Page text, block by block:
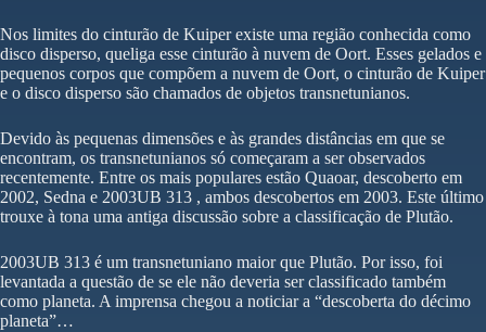
Nos limites do cinturão de Kuiper existe uma região conhecida como
disco disperso, queliga esse cinturão à nuvem de Oort. Esses gelados e
pequenos corpos que compõem a nuvem de Oort, o cinturão de Kuiper
e o disco disperso são chamados de objetos transnetunianos.
Devido às pequenas dimensões e às grandes distâncias em que se
encontram, os transnetunianos só começaram a ser observados
recentemente. Entre os mais populares estão Quaoar, descoberto em
2002, Sedna e 2003UB 313 , ambos descobertos em 2003. Este último
trouxe à tona uma antiga discussão sobre a classificação de Plutão.
2003UB 313 é um transnetuniano maior que Plutão. Por isso, foi
levantada a questão de se ele não deveria ser classificado também
como planeta. A imprensa chegou a noticiar a “descoberta do décimo
planeta”…